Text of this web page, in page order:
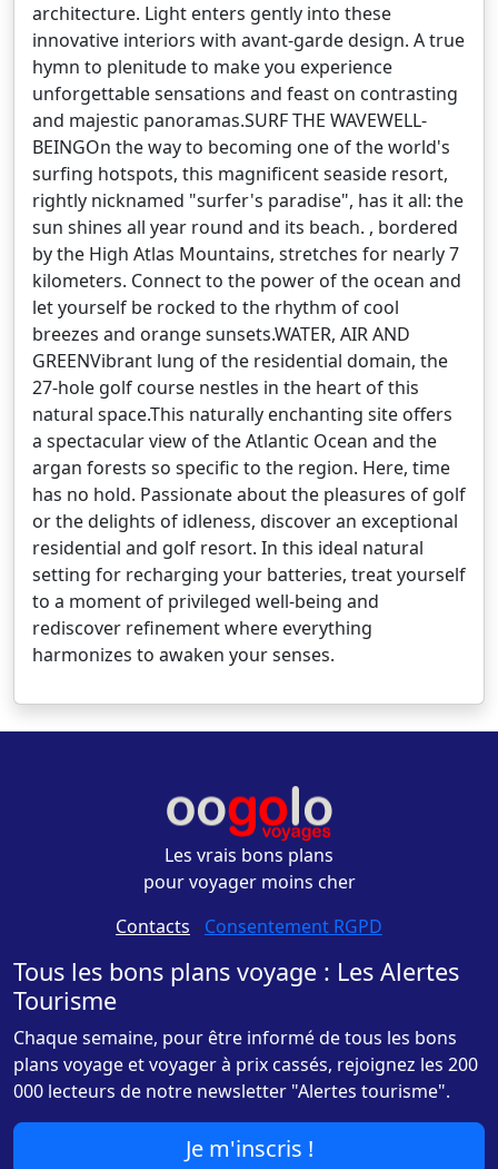
architecture. Light enters gently into these
innovative interiors with avant-garde design. A true
hymn to plenitude to make you experience
unforgettable sensations and feast on contrasting
and majestic panoramas.SURF THE WAVEWELL-
BEINGOn the way to becoming one of the world's
surfing hotspots, this magnificent seaside resort,
rightly nicknamed "surfer's paradise", has it all: the
sun shines all year round and its beach. , bordered
by the High Atlas Mountains, stretches for nearly 7
kilometers. Connect to the power of the ocean and
let yourself be rocked to the rhythm of cool
breezes and orange sunsets.WATER, AIR AND
GREENVibrant lung of the residential domain, the
27-hole golf course nestles in the heart of this
natural space.This naturally enchanting site offers
a spectacular view of the Atlantic Ocean and the
argan forests so specific to the region. Here, time
has no hold. Passionate about the pleasures of golf
or the delights of idleness, discover an exceptional
residential and golf resort. In this ideal natural
setting for recharging your batteries, treat yourself
to a moment of privileged well-being and
rediscover refinement where everything
harmonizes to awaken your senses.
Les vrais bons plans
pour voyager moins cher
Contacts - Consentement RGPD
Tous les bons plans voyage : Les Alertes
Tourisme
Chaque semaine, pour être informé de tous les bons
plans voyage et voyager à prix cassés, rejoignez les 200
000 lecteurs de notre newsletter "Alertes tourisme".
Je m'inscris !